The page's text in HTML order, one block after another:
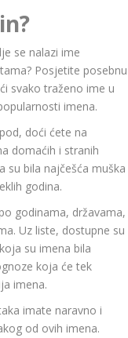
se nalazi ime
Posjetite posebnu
svako traženo ime u
imena.
doći ćete na
domaćih i stranih
su bila najčešća muška
godina.
godinama, državama,
Uz liste, dostupne su
su imena bila
koja će tek
imena.
imate naravno i
od ovih imena.